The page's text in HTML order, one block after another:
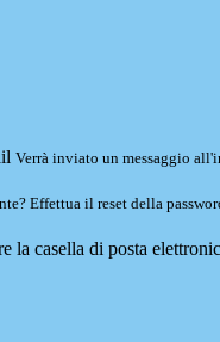
Verrà inviato un messaggio
Effettua il reset della
la casella di posta